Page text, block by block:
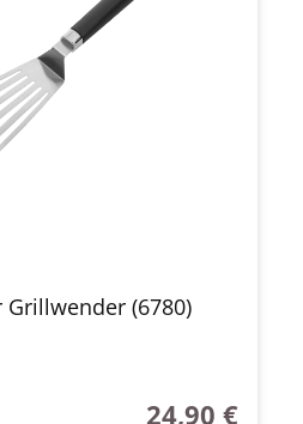
Grillwender (6780)
Regulärer Preis:
24,90 €